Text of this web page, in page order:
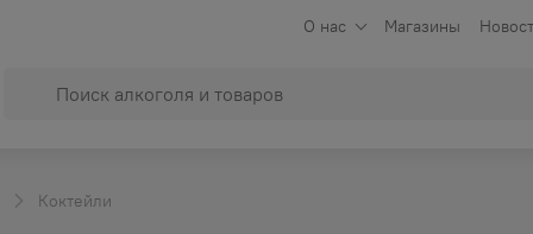
О нас Магазины
Коктейли